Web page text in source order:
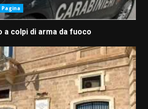
Pagina
a colpi di arma da fuoco